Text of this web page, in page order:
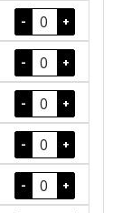
+
-
+
-
+
-
+
-
+
-